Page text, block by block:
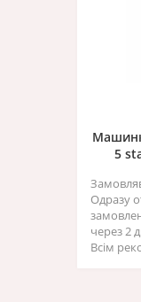
5
Одразу
через 2
Всім